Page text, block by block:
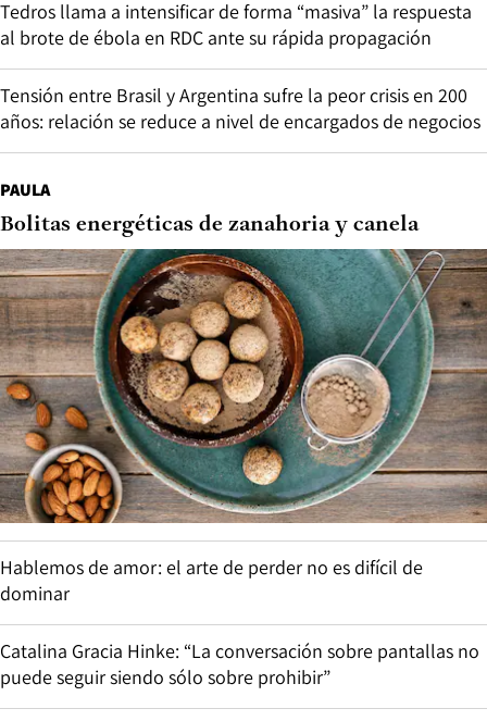
Tedros llama a intensificar de forma “masiva” la respuesta
al brote de ébola en RDC ante su rápida propagación
Tensión entre Brasil y Argentina sufre la peor crisis en 200
años: relación se reduce a nivel de encargados de negocios
PAULA
Bolitas energéticas de zanahoria y canela
Hablemos de amor: el arte de perder no es difícil de
dominar
Catalina Gracia Hinke: “La conversación sobre pantallas no
puede seguir siendo sólo sobre prohibir”